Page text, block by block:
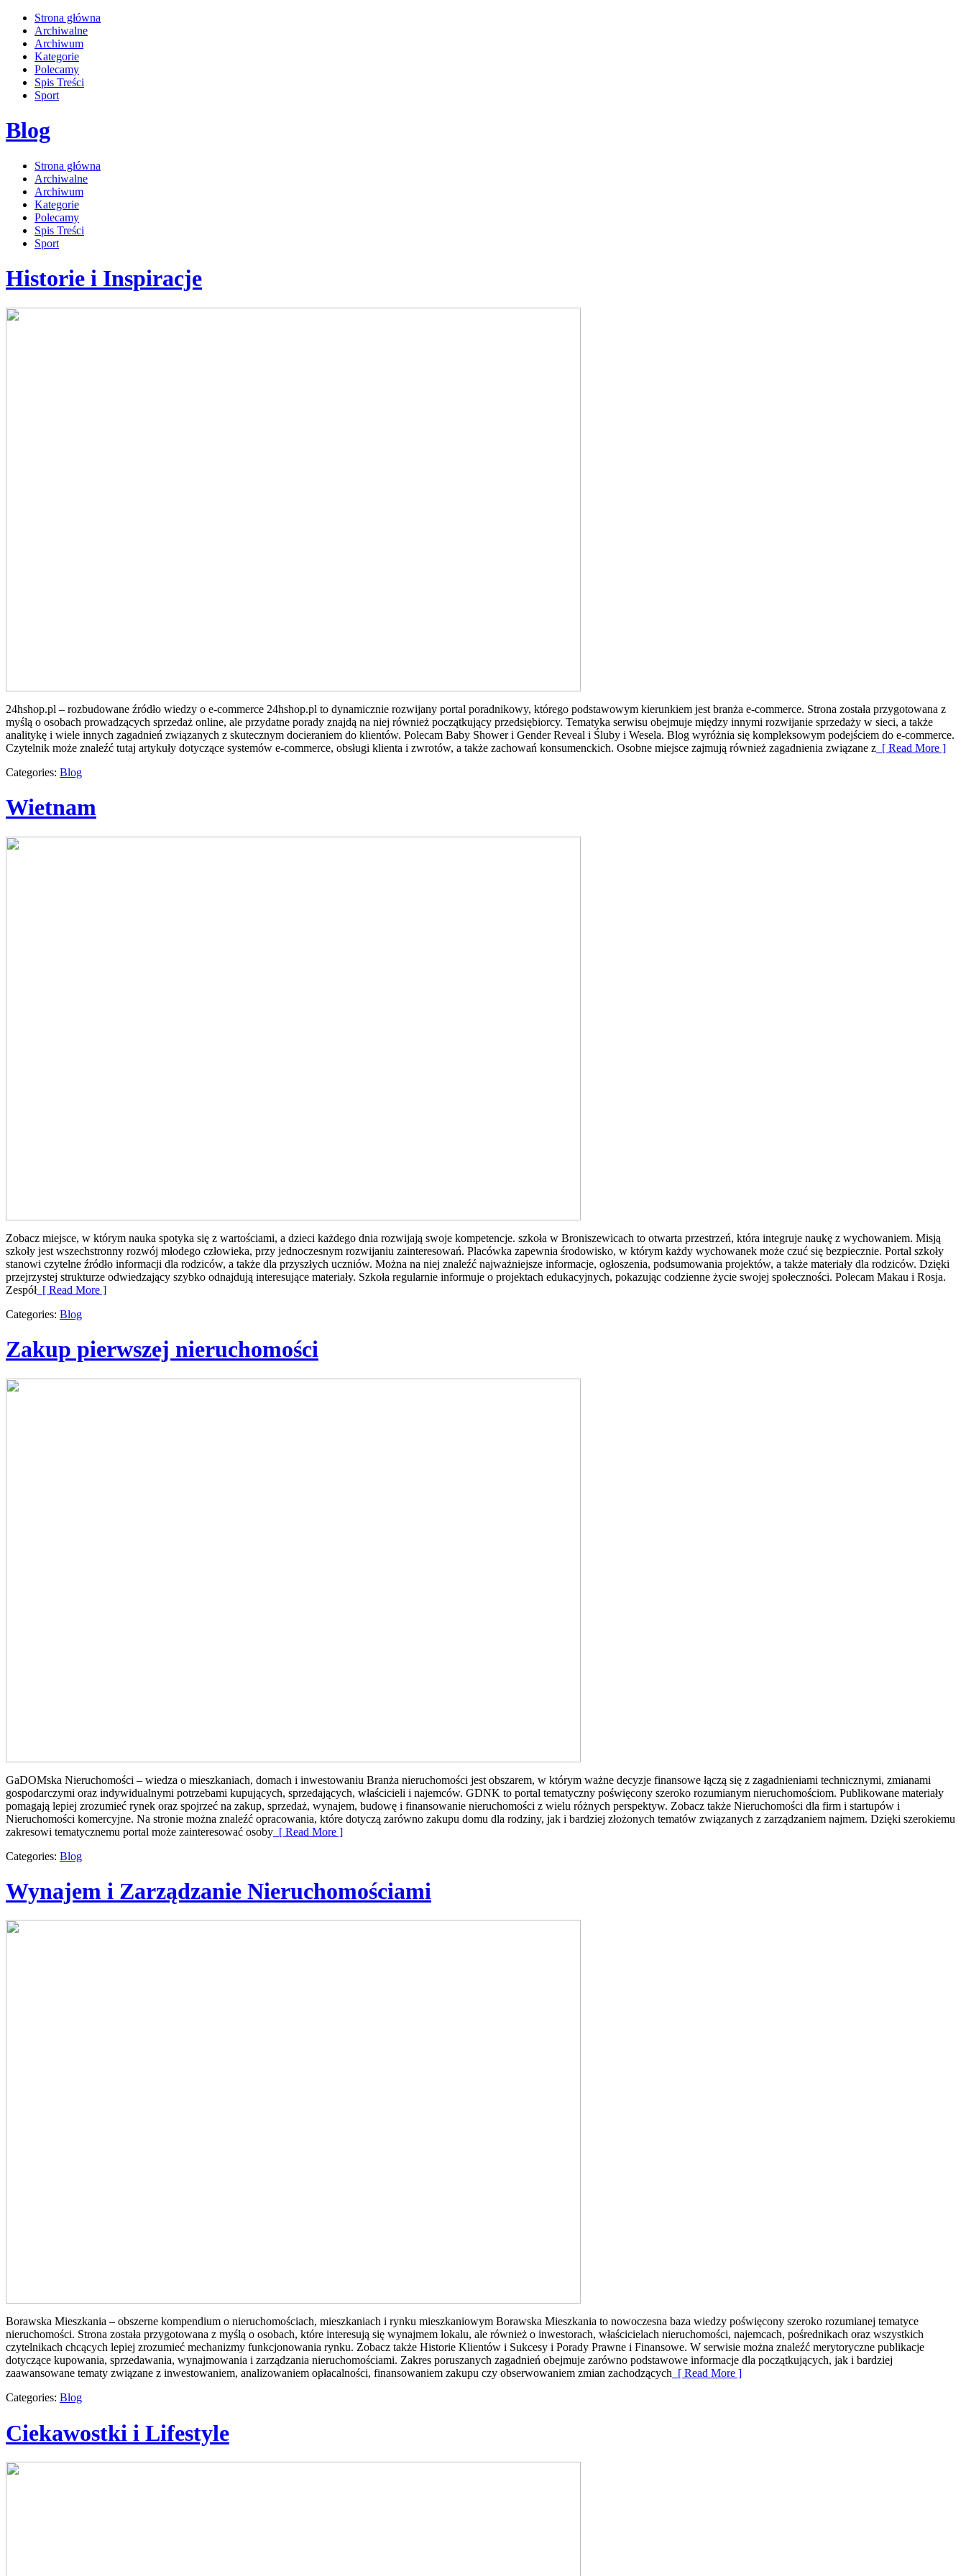
Strona główna
Archiwalne
Archiwum
Kategorie
Polecamy
Spis Treści
Sport
Blog
Strona główna
Archiwalne
Archiwum
Kategorie
Polecamy
Spis Treści
Sport
Historie i Inspiracje
24hshop.pl – rozbudowane źródło wiedzy o e-commerce 24hshop.pl to dynamicznie rozwijany portal poradnikowy, którego podstawowym kierunkiem jest branża e-commerce. Strona została przygotowana z
myślą o osobach prowadzących sprzedaż online, ale przydatne porady znajdą na niej również początkujący przedsiębiorcy. Tematyka serwisu obejmuje między innymi rozwijanie sprzedaży w sieci, a także
analitykę i wiele innych zagadnień związanych z skutecznym docieraniem do klientów. Polecam Baby Shower i Gender Reveal i Śluby i Wesela. Blog wyróżnia się kompleksowym podejściem do e-commerce.
Czytelnik może znaleźć tutaj artykuły dotyczące systemów e-commerce, obsługi klienta i zwrotów, a także zachowań konsumenckich. Osobne miejsce zajmują również zagadnienia związane z [ Read More ]
Categories: Blog
Wietnam
Zobacz miejsce, w którym nauka spotyka się z wartościami, a dzieci każdego dnia rozwijają swoje kompetencje. szkoła w Broniszewicach to otwarta przestrzeń, która integruje naukę z wychowaniem. Misją
szkoły jest wszechstronny rozwój młodego człowieka, przy jednoczesnym rozwijaniu zainteresowań. Placówka zapewnia środowisko, w którym każdy wychowanek może czuć się bezpiecznie. Portal szkoły
stanowi czytelne źródło informacji dla rodziców, a także dla przyszłych uczniów. Można na niej znaleźć najważniejsze informacje, ogłoszenia, podsumowania projektów, a także materiały dla rodziców. Dzięki
przejrzystej strukturze odwiedzający szybko odnajdują interesujące materiały. Szkoła regularnie informuje o projektach edukacyjnych, pokazując codzienne życie swojej społeczności. Polecam Makau i Rosja.
Zespół[ Read More ]
Categories: Blog
Zakup pierwszej nieruchomości
GaDOMska Nieruchomości – wiedza o mieszkaniach, domach i inwestowaniu Branża nieruchomości jest obszarem, w którym ważne decyzje finansowe łączą się z zagadnieniami technicznymi, zmianami
gospodarczymi oraz indywidualnymi potrzebami kupujących, sprzedających, właścicieli i najemców. GDNK to portal tematyczny poświęcony szeroko rozumianym nieruchomościom. Publikowane materiały
pomagają lepiej zrozumieć rynek oraz spojrzeć na zakup, sprzedaż, wynajem, budowę i finansowanie nieruchomości z wielu różnych perspektyw. Zobacz także Nieruchomości dla firm i startupów i
Nieruchomości komercyjne. Na stronie można znaleźć opracowania, które dotyczą zarówno zakupu domu dla rodziny, jak i bardziej złożonych tematów związanych z zarządzaniem najmem. Dzięki szerokiemu
zakresowi tematycznemu portal może zainteresować osoby [ Read More ]
Categories: Blog
Wynajem i Zarządzanie Nieruchomościami
Borawska Mieszkania – obszerne kompendium o nieruchomościach, mieszkaniach i rynku mieszkaniowym Borawska Mieszkania to nowoczesna baza wiedzy poświęcony szeroko rozumianej tematyce
nieruchomości. Strona została przygotowana z myślą o osobach, które interesują się wynajmem lokalu, ale również o inwestorach, właścicielach nieruchomości, najemcach, pośrednikach oraz wszystkich
czytelnikach chcących lepiej zrozumieć mechanizmy funkcjonowania rynku. Zobacz także Historie Klientów i Sukcesy i Porady Prawne i Finansowe. W serwisie można znaleźć merytoryczne publikacje
dotyczące kupowania, sprzedawania, wynajmowania i zarządzania nieruchomościami. Zakres poruszanych zagadnień obejmuje zarówno podstawowe informacje dla początkujących, jak i bardziej
zaawansowane tematy związane z inwestowaniem, analizowaniem opłacalności, finansowaniem zakupu czy obserwowaniem zmian zachodzących [ Read More ]
Categories: Blog
Ciekawostki i Lifestyle